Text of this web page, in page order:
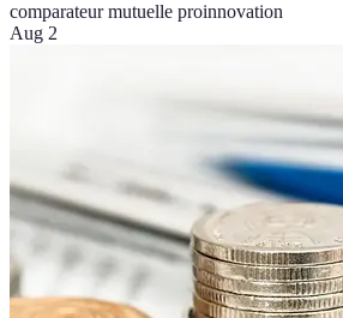
comparateur mutuelle proinnovation
Aug 2